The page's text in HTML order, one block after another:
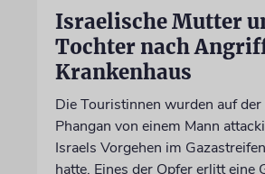
Israelische Mutter
Tochter nach
Krankenhaus
Die Touristinnen wurden auf der
Phangan von einem Mann
Israels Vorgehen im
hatte. Eines der Opfer erlitt eine